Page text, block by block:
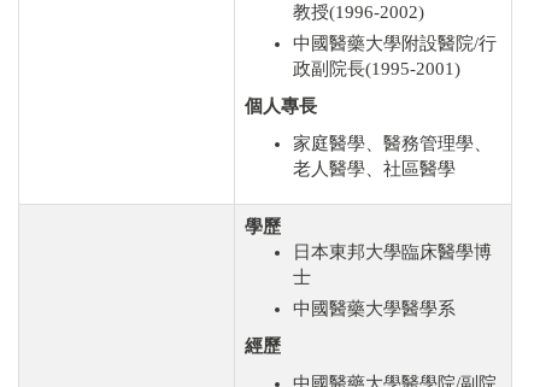
教授(1996-2002)
中國醫藥大學附設醫院/行
政副院長(1995-2001)
個人專長
家庭醫學、醫務管理學、
老人醫學、社區醫學
學歷
日本東邦大學臨床醫學博
士
中國醫藥大學醫學系
經歷